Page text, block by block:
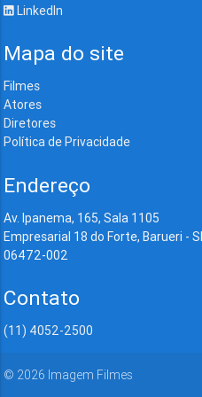
LinkedIn
Mapa do site
Filmes
Atores
Diretores
Política de Privacidade
Endereço
Av. Ipanema, 165, Sala 1105
Empresarial 18 do Forte, Barueri -
06472-002
Contato
(11) 4052-2500
© 2026 Imagem Filmes